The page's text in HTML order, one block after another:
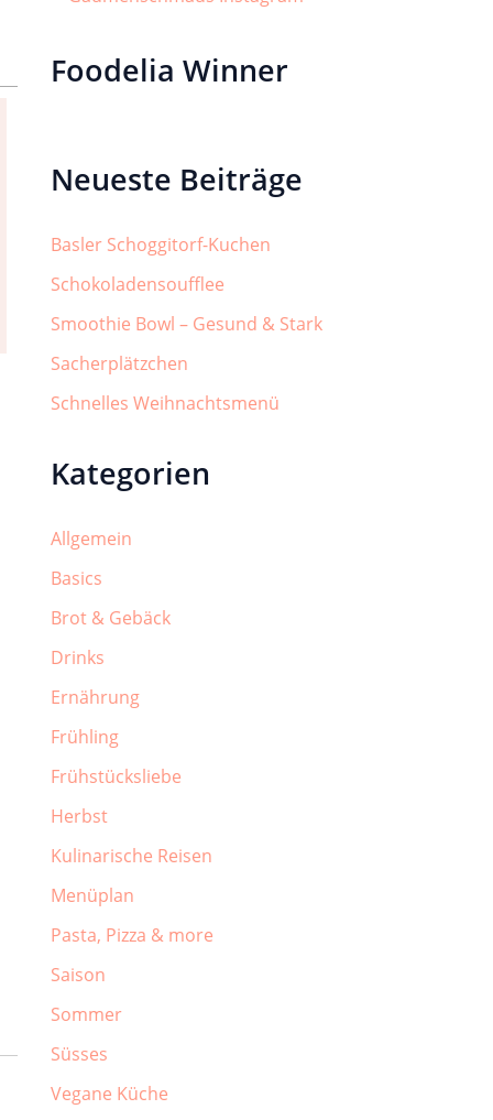
Foodelia Winner
Neueste Beiträge
Basler Schoggitorf-Kuchen
Schokoladensoufflee
Smoothie Bowl – Gesund & Stark
Sacherplätzchen
Schnelles Weihnachtsmenü
Kategorien
Allgemein
Basics
Brot & Gebäck
Drinks
Ernährung
Frühling
Frühstücksliebe
Herbst
Kulinarische Reisen
Menüplan
Pasta, Pizza & more
Saison
Sommer
Süsses
Vegane Küche